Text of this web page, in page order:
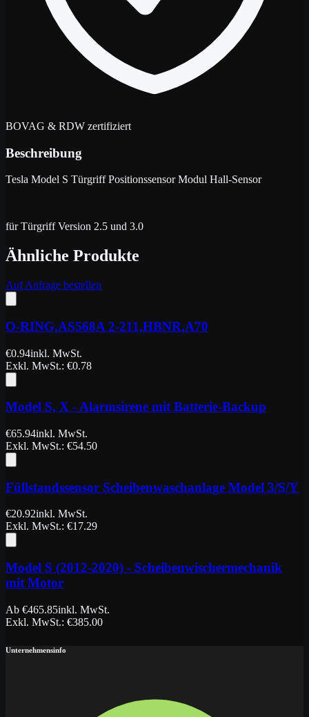
BOVAG & RDW zertifiziert
Beschreibung
Tesla Model S Türgriff Positionssensor Modul Hall-Sensor
für Türgriff Version 2.5 und 3.0
Ähnliche Produkte
Auf Anfrage bestellen
O-RING,AS568A 2-211,HBNR,A70
€0.94inkl. MwSt.
Exkl. MwSt.: €0.78
Model S, X - Alarmsirene mit Batterie-Backup
€65.94inkl. MwSt.
Exkl. MwSt.: €54.50
Füllstandssensor Scheibenwaschanlage Model 3/S/Y
€20.92inkl. MwSt.
Exkl. MwSt.: €17.29
Model S (2012-2020) - Scheibenwischermechanik
mit Motor
Ab €465.85inkl. MwSt.
Exkl. MwSt.: €385.00
Unternehmensinfo